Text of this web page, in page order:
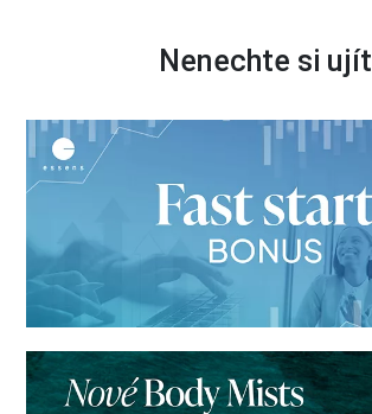
Nenechte si ujít